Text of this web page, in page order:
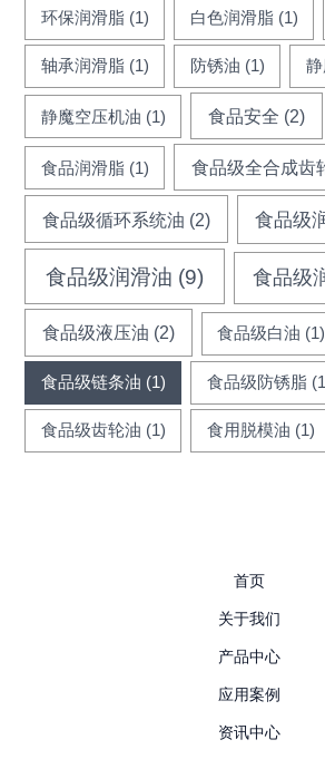
环保润滑脂 (1) 白色润滑脂 (1)
轴承润滑脂 (1) 防锈油 (1)
静魔空压机油 (1) 食品安全 (2)
食品润滑脂 (1) 食品级全合成齿
食品级循环系统油 (2) 食品级
食品级润滑油 (9) 食品级
食品级液压油 (2) 食品级白油 (1)
食品级链条油 (1) 食品级防锈脂
食品级齿轮油 (1) 食用脱模油 (1)
首页
关于我们
产品中心
应用案例
资讯中心